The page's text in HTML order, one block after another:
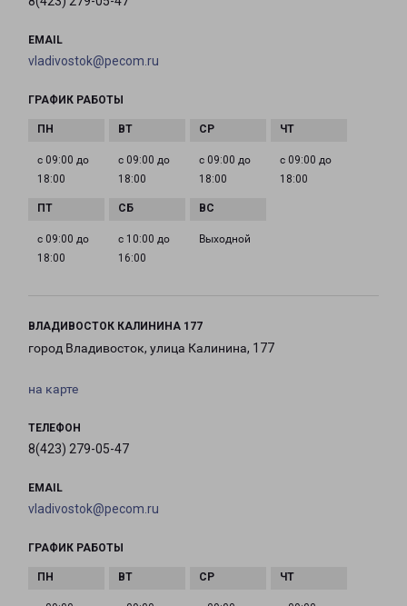
EMAIL
vladivostok@pecom.ru
ГРАФИК РАБОТЫ
с 09:00 до
18:00
с 09:00 до
18:00
с 09:00 до
18:00
с 09:00 до
18:00
с 09:00 до
18:00
с 10:00 до
16:00
Выходной
ВЛАДИВОСТОК КАЛИНИНА 177
город Владивосток, улица Калинина, 177
на карте
ТЕЛЕФОН
8(423) 279-05-47
EMAIL
vladivostok@pecom.ru
ГРАФИК РАБОТЫ